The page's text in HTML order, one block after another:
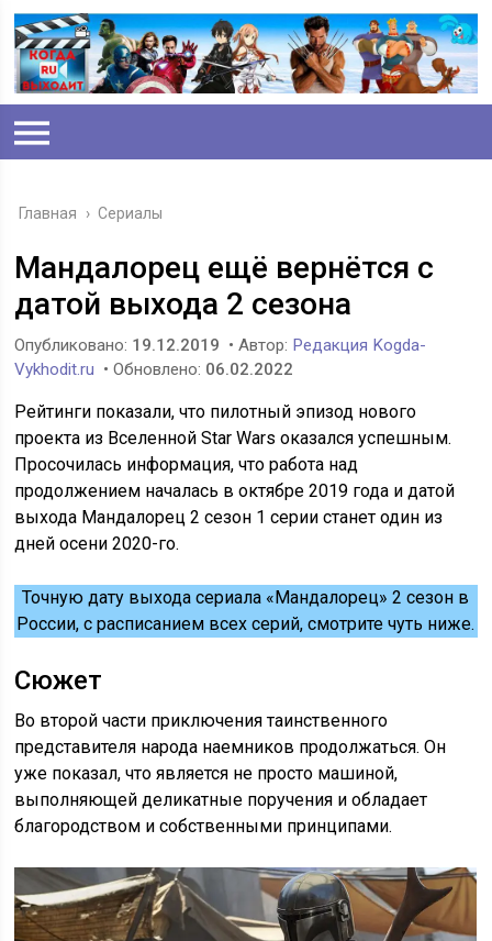
Главная › Сериалы
Мандалорец ещё вернётся с
датой выхода 2 сезона
Опубликовано: 19.12.2019 • Автор: Редакция Kogda-
Vykhodit.ru • Обновлено: 06.02.2022
Рейтинги показали, что пилотный эпизод нового
проекта из Вселенной Star Wars оказался успешным.
Просочилась информация, что работа над
продолжением началась в октябре 2019 года и датой
выхода Мандалорец 2 сезон 1 серии станет один из
дней осени 2020-го.
Точную дату выхода сериала «Мандалорец» 2 сезон в
России, с расписанием всех серий, смотрите чуть ниже.
Сюжет
Во второй части приключения таинственного
представителя народа наемников продолжаться. Он
уже показал, что является не просто машиной,
выполняющей деликатные поручения и обладает
благородством и собственными принципами.